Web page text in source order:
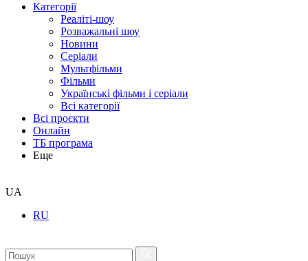
Категорії
Реаліті-шоу
Розважальні шоу
Новини
Серіали
Мультфільми
Фільми
Українські фільми і серіали
Всі категорії
Всі проєкти
Онлайн
ТБ програма
Еще
UA
RU